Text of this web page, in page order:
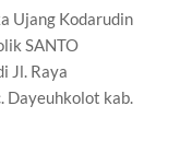
Ujang Kodarudin
SANTO
Jl. Raya
Dayeuhkolot kab.